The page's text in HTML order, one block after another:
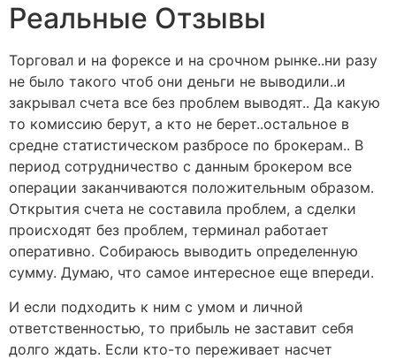
Реальные Отзывы
Торговал и на форексе и на срочном рынке..ни разу
не было такого чтоб они деньги не выводили..и
закрывал счета все без проблем выводят.. Да какую
то комиссию берут, а кто не берет..остальное в
средне статистическом разбросе по брокерам.. В
период сотрудничество с данным брокером все
операции заканчиваются положительным образом.
Открытия счета не составила проблем, а сделки
происходят без проблем, терминал работает
оперативно. Собираюсь выводить определенную
сумму. Думаю, что самое интересное еще впереди.
И если подходить к ним с умом и личной
ответственностью, то прибыль не заставит себя
долго ждать. Если кто-то переживает насчет